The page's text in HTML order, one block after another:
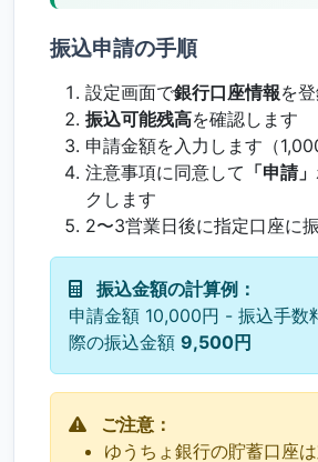
振込申請の手順
設定画面で銀行口座情報を
振込可能残高を確認します
申請金額を入力します（
注意事項に同意して 「申請」
クします
2〜3営業日後に指定口座に
振込金額の計算例：
申請金額 10,000円 - 振込手数
際の振込金額 9,500円
ご注意：
ゆうちょ銀行の貯蓄口座